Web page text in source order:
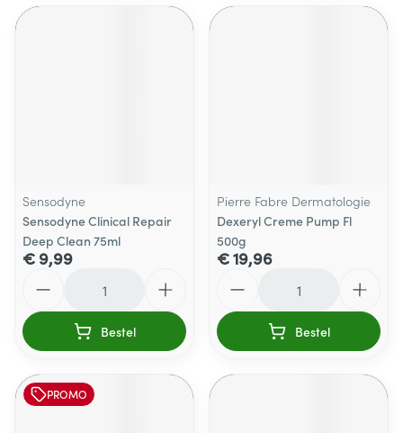
Sensodyne
Sensodyne Clinical Repair
Deep Clean 75ml
€ 9,99
Bestel
Pierre Fabre Dermatologie
Dexeryl Creme Pump Fl
500g
€ 19,96
Bestel
PROMO